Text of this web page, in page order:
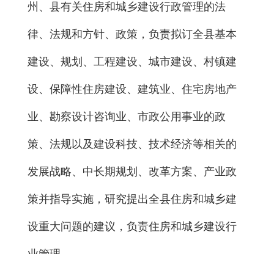
州、县有关住房和城乡建设行政管理的法
律、法规和方针、政策，负责拟订全县基本
建设、规划、工程建设、城市建设、村镇建
设、保障性住房建设、建筑业、住宅房地产
业、勘察设计咨询业、市政公用事业的政
策、法规以及建设科技、技术经济等相关的
发展战略、中长期规划、改革方案、产业政
策并指导实施，研究提出全县住房和城乡建
设重大问题的建议，负责住房和城乡建设行